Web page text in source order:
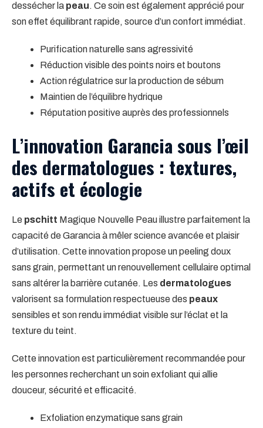
dessécher la peau. Ce soin est également apprécié pour
son effet équilibrant rapide, source d’un confort immédiat.
Purification naturelle sans agressivité
Réduction visible des points noirs et boutons
Action régulatrice sur la production de sébum
Maintien de l’équilibre hydrique
Réputation positive auprès des professionnels
L’innovation Garancia sous l’œil
des dermatologues : textures,
actifs et écologie
Le pschitt Magique Nouvelle Peau illustre parfaitement la
capacité de Garancia à mêler science avancée et plaisir
d’utilisation. Cette innovation propose un peeling doux
sans grain, permettant un renouvellement cellulaire optimal
sans altérer la barrière cutanée. Les dermatologues
valorisent sa formulation respectueuse des peaux
sensibles et son rendu immédiat visible sur l’éclat et la
texture du teint.
Cette innovation est particulièrement recommandée pour
les personnes recherchant un soin exfoliant qui allie
douceur, sécurité et efficacité.
Exfoliation enzymatique sans grain